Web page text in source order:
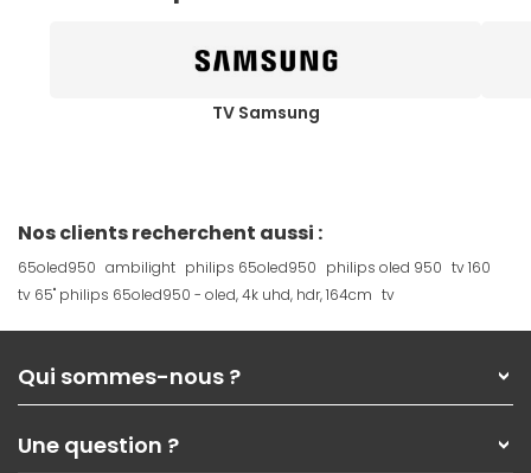
TV Samsung
Nos clients recherchent aussi :
65oled950 ambilight philips 65oled950 philips oled 950 tv 160
tv 65" philips 65oled950 - oled, 4k uhd, hdr, 164cm tv
Qui sommes-nous ?
Nos services
Une question ?